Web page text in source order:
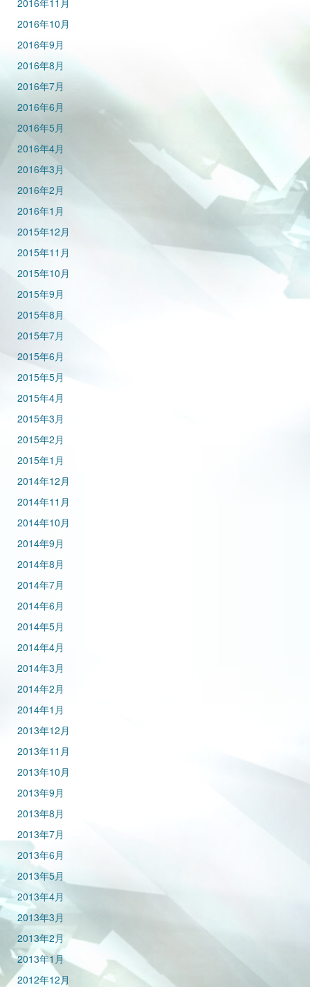
2016年11月
2016年10月
2016年9月
2016年8月
2016年7月
2016年6月
2016年5月
2016年4月
2016年3月
2016年2月
2016年1月
2015年12月
2015年11月
2015年10月
2015年9月
2015年8月
2015年7月
2015年6月
2015年5月
2015年4月
2015年3月
2015年2月
2015年1月
2014年12月
2014年11月
2014年10月
2014年9月
2014年8月
2014年7月
2014年6月
2014年5月
2014年4月
2014年3月
2014年2月
2014年1月
2013年12月
2013年11月
2013年10月
2013年9月
2013年8月
2013年7月
2013年6月
2013年5月
2013年4月
2013年3月
2013年2月
2013年1月
2012年12月